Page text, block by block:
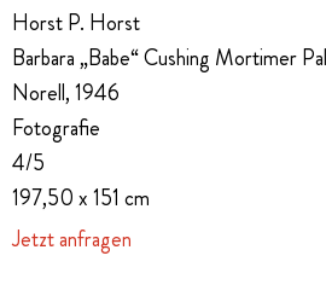
Horst P. Horst
Barbara „Babe“ Cushing Mortimer
Norell, 1946
Fotografie
4/5
197,50 x 151 cm
Jetzt anfragen